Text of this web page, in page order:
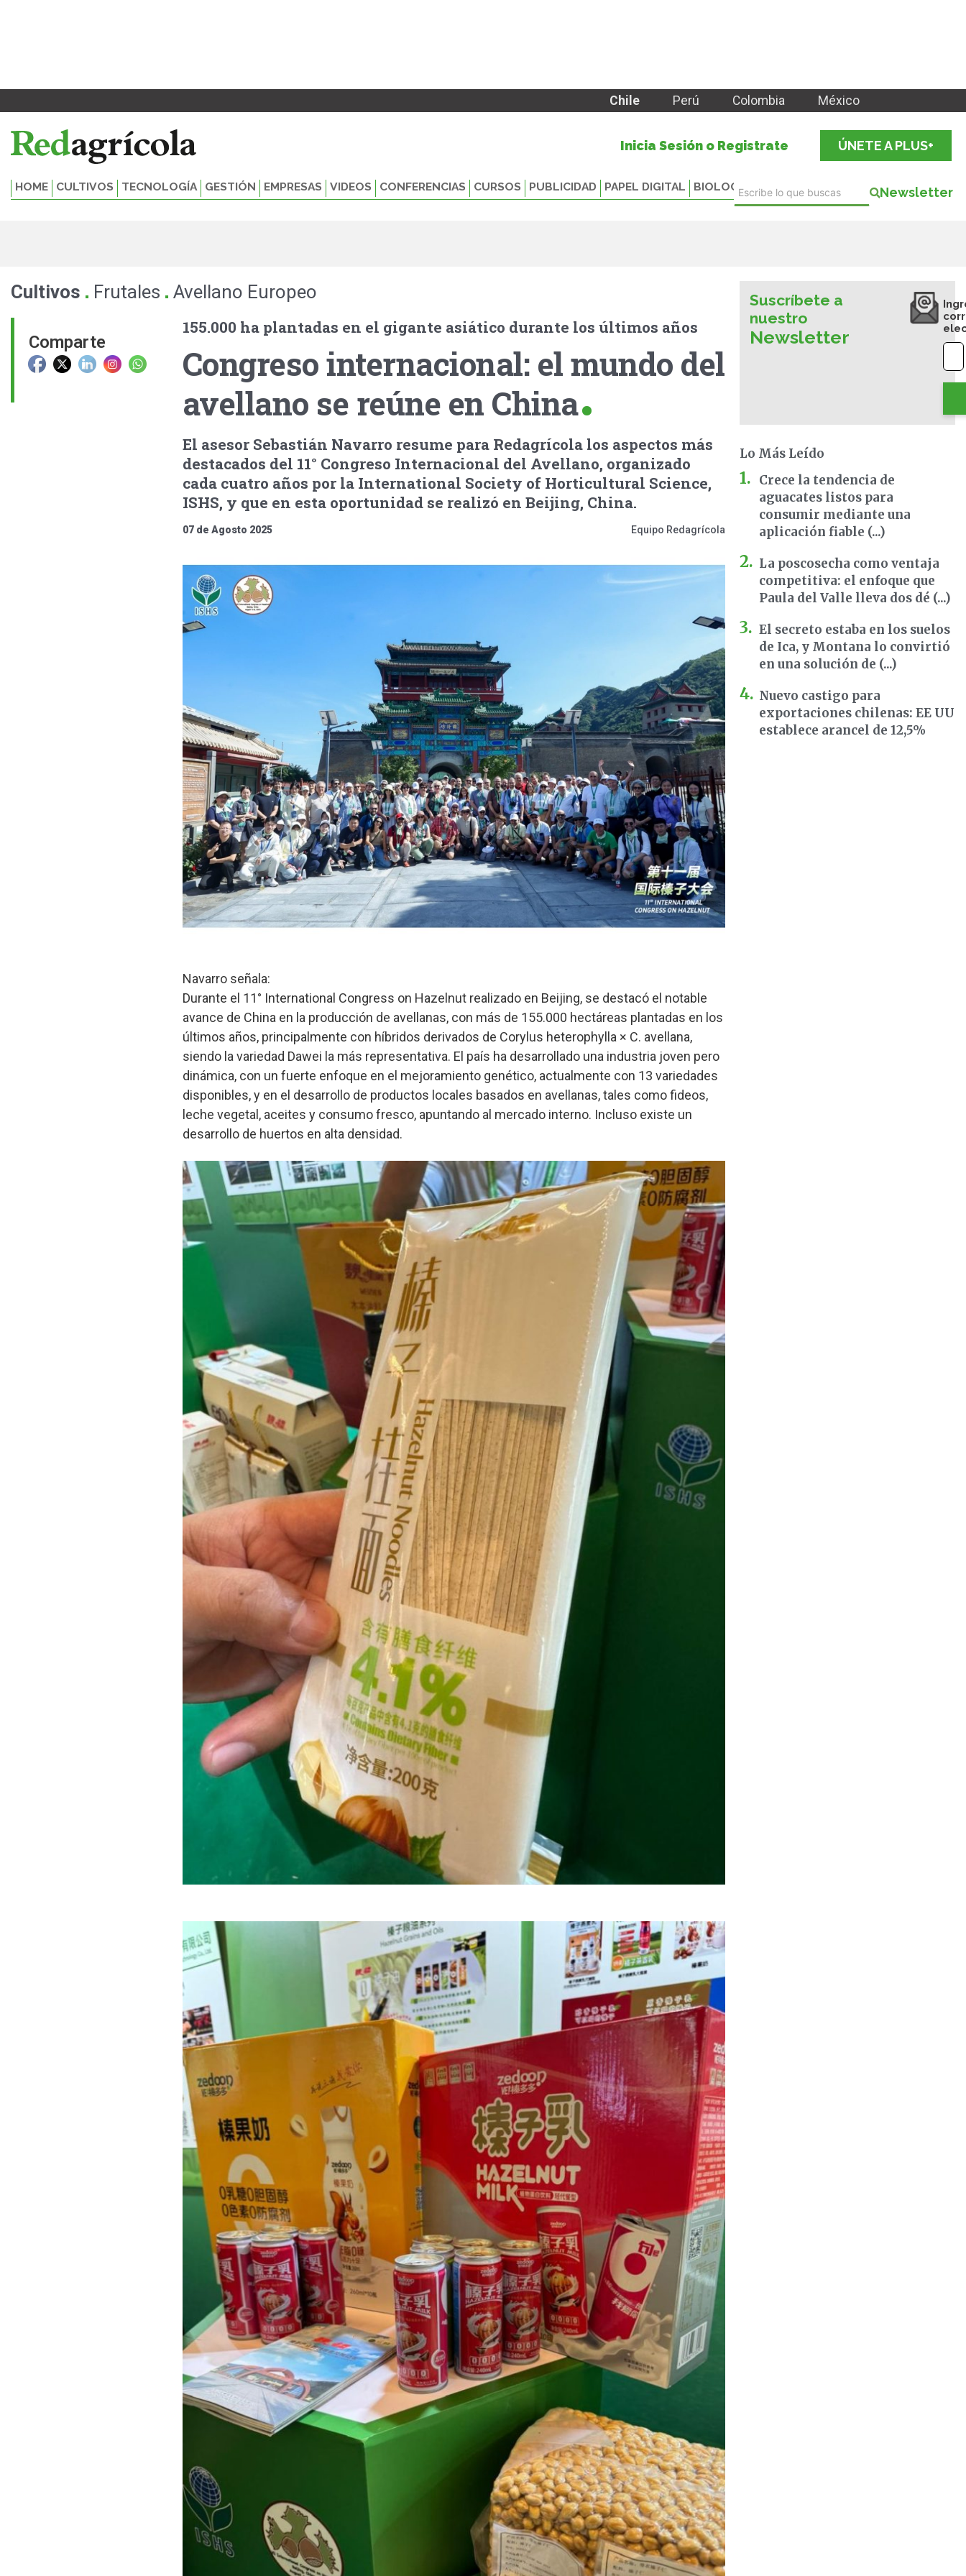
Chile Perú Colombia México
Inicia Sesión o Registrate ÚNETE A PLUS+
HOME CULTIVOS TECNOLOGÍA GESTIÓN EMPRESAS VIDEOS CONFERENCIAS CURSOS PUBLICIDAD PAPEL DIGITAL BIOLOGICALS Newsletter
Cultivos . Frutales . Avellano Europeo
Comparte
155.000 ha plantadas en el gigante asiático durante los últimos años
Congreso internacional: el mundo del
avellano se reúne en China
El asesor Sebastián Navarro resume para Redagrícola los aspectos más
destacados del 11° Congreso Internacional del Avellano, organizado
cada cuatro años por la International Society of Horticultural Science,
ISHS, y que en esta oportunidad se realizó en Beijing, China.
07 de Agosto 2025 Equipo Redagrícola
Navarro señala:
Durante el 11° International Congress on Hazelnut realizado en Beijing, se destacó el notable
avance de China en la producción de avellanas, con más de 155.000 hectáreas plantadas en los
últimos años, principalmente con híbridos derivados de Corylus heterophylla × C. avellana,
siendo la variedad Dawei la más representativa. El país ha desarrollado una industria joven pero
dinámica, con un fuerte enfoque en el mejoramiento genético, actualmente con 13 variedades
disponibles, y en el desarrollo de productos locales basados en avellanas, tales como fideos,
leche vegetal, aceites y consumo fresco, apuntando al mercado interno. Incluso existe un
desarrollo de huertos en alta densidad.
Suscríbete a
nuestro
Newsletter
Lo Más Leído
Crece la tendencia de
aguacates listos para
consumir mediante una
aplicación fiable (...)
La poscosecha como ventaja
competitiva: el enfoque que
Paula del Valle lleva dos dé (...)
El secreto estaba en los suelos
de Ica, y Montana lo convirtió
en una solución de (...)
Nuevo castigo para
exportaciones chilenas: EE UU
establece arancel de 12,5%